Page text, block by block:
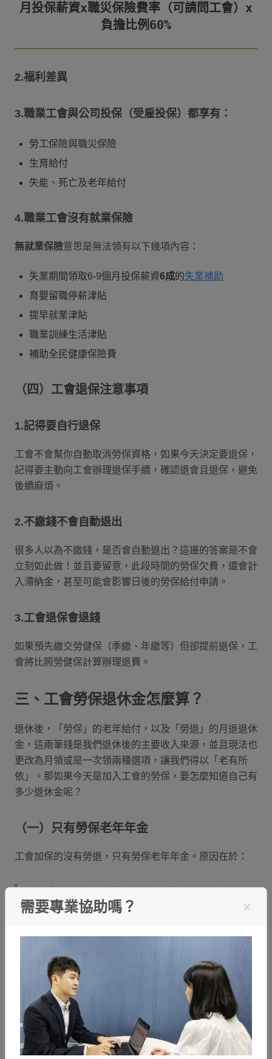
月投保薪資x職災保險費率（可請問工會）x
2.福利差異
3.職業工會與公司投保（受雇投保）都享有：
勞工保險與職災保險
生育給付
失能、死亡及老年給付
4.職業工會沒有就業保險
無就業保險意思是無法領有以下幾項內容：
失業期間領取6-9個月投保薪資6成的失業補助
育嬰留職停薪津貼
提早就業津貼
職業訓練生活津貼
補助全民健康保險費
（四）工會退保注意事項
1.記得要自行退保
工會不會幫你自動取消勞保資格，如果今天決定要退保，
記得要主動向工會辦理退保手續，確認退會且退保，避免
後續麻煩。
2.不繳錢不會自動退出
很多人以為不繳錢，是否會自動退出？這邊的答案是不會
立刻如此做！並且要留意，此段時間的勞保欠費，還會計
入滯納金，甚至可能會影響日後的勞保給付申請。
3.工會退保會退錢
如果預先繳交勞健保（季繳、年繳等）但卻提前退保，工
會將比照勞健保計算辦理退費。
三、工會勞保退休金怎麼算？
退休後，「勞保」的老年給付，以及「勞退」的月退退休
金，這兩筆錢是我們退休後的主要收入來源，並且現法也
更改為月領或是一次領兩種選項，讓我們得以「老有所
依」。那如果今天是加入工會的勞保，要怎麼知道自己有
多少退休金呢？
（一）只有勞保老年年金
工會加保的沒有勞退，只有勞保老年年金。原因在於：
是透過職業工會投保，便沒有雇主幫忙繳納的6%勞工
（二）勞保老年年金試算
想要試算勞保老年年金（職業工會勞保退休金）的
民眾可以依循以下方法：
1.先連結到勞保局網站首頁，在左側選擇「保險費/給付
需要專業協助嗎？